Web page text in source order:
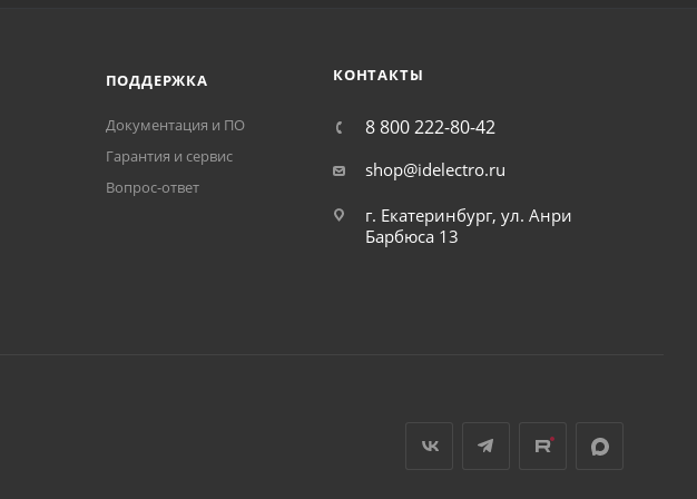
ПОДДЕРЖКА
Документация и ПО
Гарантия и сервис
Вопрос-ответ
КОНТАКТЫ
8 800 222-80-42
shop@idelectro.ru
г. Екатеринбург, ул. Анри
Барбюса 13